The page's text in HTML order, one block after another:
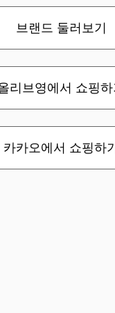
브랜드 둘러보기
리브영에서 쇼핑하
카카오에서 쇼핑하